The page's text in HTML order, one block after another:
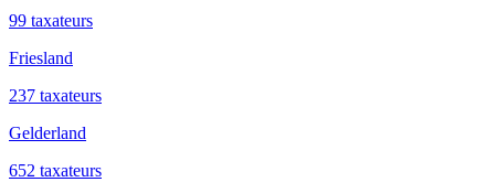
99 taxateurs
Friesland
237 taxateurs
Gelderland
652 taxateurs